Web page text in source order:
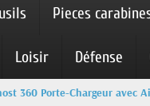
Pieces
Loisir Défense
360 Porte-Chargeur avec